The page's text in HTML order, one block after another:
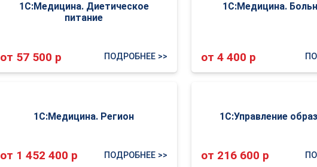
1С:Медицина. Диетическое
питание
от 57 500 р ПОДРОБНЕЕ >>
1С:Медицина.
от 4 400 р
1С:Медицина. Регион
от 1 452 400 р ПОДРОБНЕЕ >>
1С:Управление
от 216 600 р